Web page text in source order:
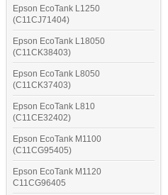
Epson EcoTank L1250
(C11CJ71404)
Epson EcoTank L18050
(C11CK38403)
Epson EcoTank L8050
(C11CK37403)
Epson EcoTank L810
(C11CE32402)
Epson EcoTank M1100
(C11CG95405)
Epson EcoTank M1120
C11CG96405